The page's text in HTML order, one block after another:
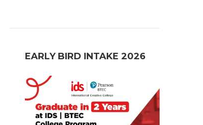
EARLY BIRD INTAKE 2026